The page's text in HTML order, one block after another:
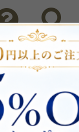
合わせ 検索
トプレゼント！
ンキング ブ